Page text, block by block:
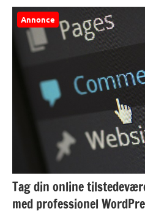
Annonce
Tag din online
med professionel